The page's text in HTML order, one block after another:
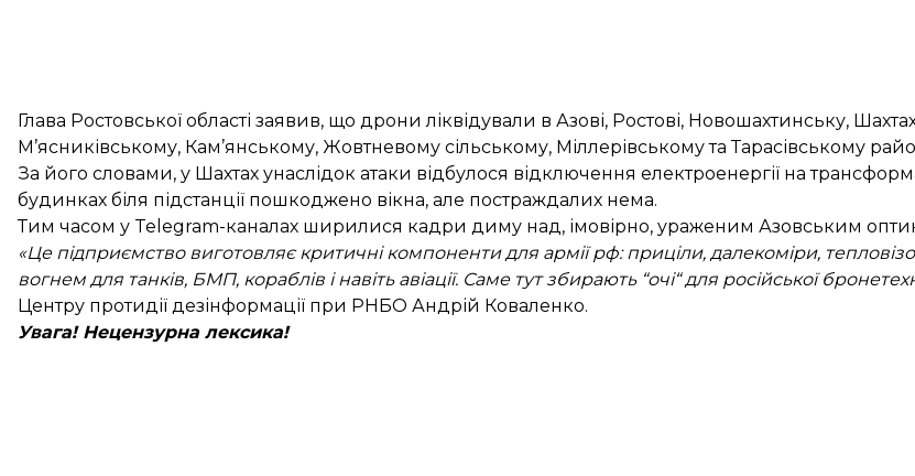
Глава Ростовської області заявив, що дрони ліквідували в Азові, Ростові, Новошахтинську,
М’ясниківському, Кам’янському, Жовтневому сільському, Міллерівському та Тарасівському
За його словами, у Шахтах унаслідок атаки відбулося відключення електроенергії на
будинках біля підстанції пошкоджено вікна, але постраждалих нема.
Тим часом у Telegram-каналах ширилися кадри диму над, імовірно, ураженим Азовським
«Це підприємство виготовляє критичні компоненти для армії рф: приціли, далекоміри,
вогнем для танків, БМП, кораблів і навіть авіації. Саме тут збирають “очі“ для російської
Центру протидії дезінформації при РНБО Андрій Коваленко.
Увага! Нецензурна лексика!